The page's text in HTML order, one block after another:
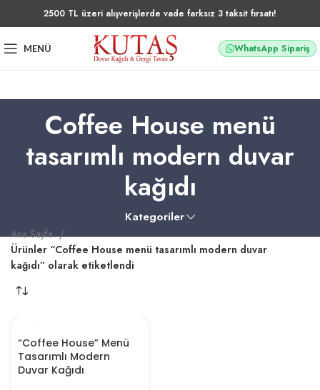
2500 TL üzeri alışverişlerde vade farksız 3 taksit fırsatı!
MENÜ WhatsApp Sipariş
Coffee House menü
tasarımlı modern duvar
kağıdı
Kategoriler
Ana Sayfa
Ürünler “Coffee House menü tasarımlı modern duvar
kağıdı” olarak etiketlendi
“Coffee House” Menü
Tasarımlı Modern
Duvar Kağıdı